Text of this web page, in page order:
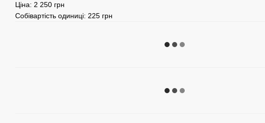
Ціна: 2 250 грн
Собівартість одиниці: 225 грн